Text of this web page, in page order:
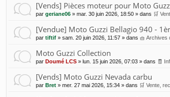
[Vends] Pièces moteur pour Moto
par geriane06 » mar. 30 juin 2026, 18:50 » dans 🛒
[Vendue] Moto Guzzi Bellagio 940 -
par tiftif » sam. 20 juin 2026, 11:57 » dans 🧺 Archives
Moto Guzzi Collection
par Doumé LCS » lun. 15 juin 2026, 07:03 » dans 🧾
[Vends] Moto Guzzi Nevada carbu
par Bret » mer. 27 mai 2026, 15:34 » dans 🛒 Vente,